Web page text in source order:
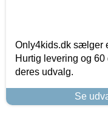
Only4kids.dk sælger
Hurtig levering og
deres udvalg.
Se